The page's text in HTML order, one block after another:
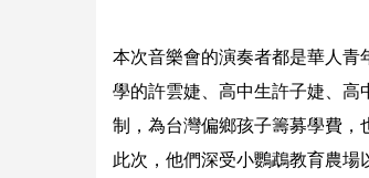
本次音樂會的演奏者都是華人青
學的許雲婕、高中生許子婕、高
制，為台灣偏鄉孩子籌募學費，
此次，他們深受小鸚鵡教育農場